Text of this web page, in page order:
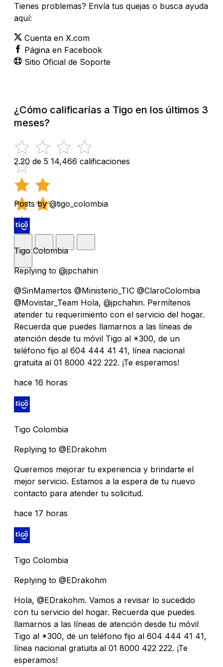
Tienes problemas? Envía tus quejas o busca ayuda
aquí:
Cuenta en X.com
Página en Facebook
Sitio Oficial de Soporte
¿Cómo calificarías a Tigo en los últimos 3
meses?
2.20 de 5 14,466 calificaciones
Posts by @tigo_colombia
Tigo Colombia
Replying to @jpchahin
@SinMamertos @Ministerio_TIC @ClaroColombia
@Movistar_Team Hola, @jpchahin. Permítenos
atender tu requerimiento con el servicio del hogar.
Recuerda que puedes llamarnos a las líneas de
atención desde tu móvil Tigo al *300, de un
teléfono fijo al 604 444 41 41, línea nacional
gratuita al 01 8000 422 222. ¡Te esperamos!
hace 16 horas
Tigo Colombia
Replying to @EDrakohm
Queremos mejorar tu experiencia y brindarte el
mejor servicio. Estamos a la espera de tu nuevo
contacto para atender tu solicitud.
hace 17 horas
Tigo Colombia
Replying to @EDrakohm
Hola, @EDrakohm. Vamos a revisar lo sucedido
con tu servicio del hogar. Recuerda que puedes
llamarnos a las líneas de atención desde tu móvil
Tigo al *300, de un teléfono fijo al 604 444 41 41,
línea nacional gratuita al 01 8000 422 222. ¡Te
esperamos!